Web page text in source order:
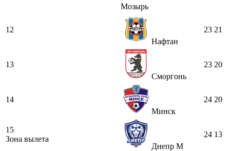
Мозырь
12
Нафтан
23 21
13
Сморгонь
23 20
14
Минск
24 20
15
Зона вылета
Днепр М
24 13